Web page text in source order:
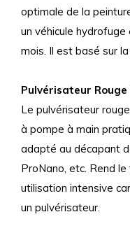
optimale de la
un véhicule
mois. Il est basé sur
Pulvérisateur Rouge
Le pulvérisateur
à pompe à main
adapté au décapant
ProNano, etc. Rend
utilisation intensive
un pulvérisateur.